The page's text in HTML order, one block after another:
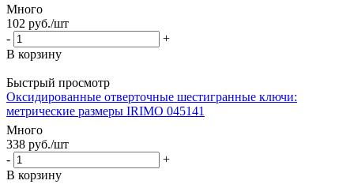
Много
102 руб./шт
-
+
В корзину
Быстрый просмотр
Оксидированные отверточные шестигранные ключи:
метрические размеры IRIMO 045141
Много
338 руб./шт
-
+
В корзину